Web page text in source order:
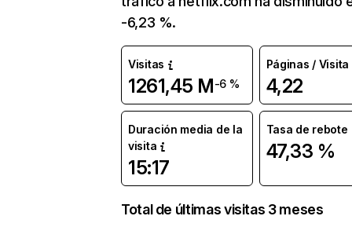
-6,23 %.
Visitas
1261,45 M-6 %
Páginas / Visita
4,22
Duración media de la
visita
15:17
Tasa de rebote
47,33 %
Total de últimas visitas 3 meses